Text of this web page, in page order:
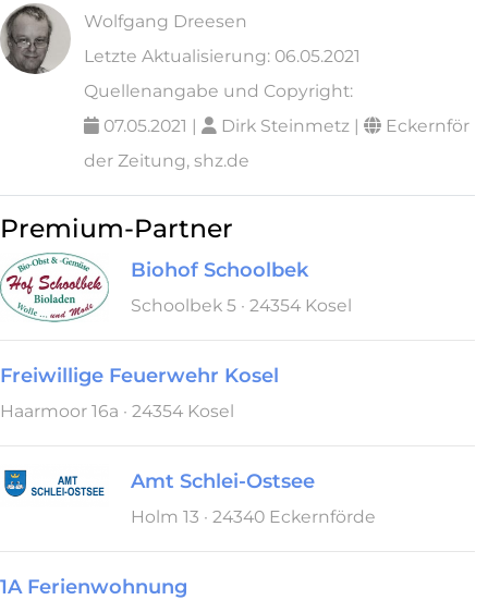
Wolfgang Dreesen
Letzte Aktualisierung: 06.05.2021
Quellenangabe und Copyright:
07.05.2021 |
Dirk Steinmetz |
Eckernför
der Zeitung, shz.de
Premium-Partner
Biohof Schoolbek
Schoolbek 5 · 24354 Kosel
Freiwillige Feuerwehr Kosel
Haarmoor 16a · 24354 Kosel
Amt Schlei-Ostsee
Holm 13 · 24340 Eckernförde
1A Ferienwohnung